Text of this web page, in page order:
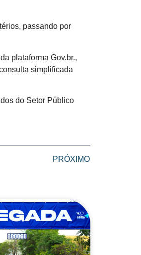
passando por
plataforma Gov.br.,
simplificada
do Setor Público
PRÓXIMO